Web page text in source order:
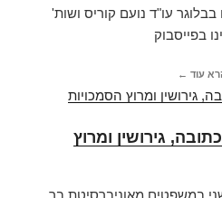
אחרינו בבלוגר עו"ד נועם קוריס ושות'
בפייסבוק
עוד ←
גירושין ומרוץ
במשפטים מאוניברסיטת בר